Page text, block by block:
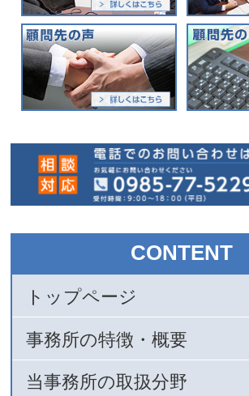
CONTENT
トップページ
事務所の特徴・概要
当事務所の取扱分野